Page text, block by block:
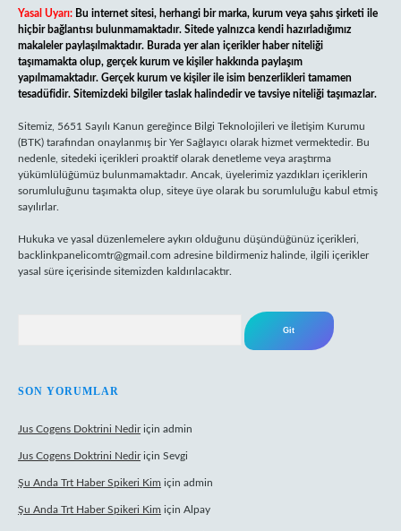
Yasal Uyarı: Bu internet sitesi, herhangi bir marka, kurum veya şahıs şirketi ile
hiçbir bağlantısı bulunmamaktadır. Sitede yalnızca kendi hazırladığımız
makaleler paylaşılmaktadır. Burada yer alan içerikler haber niteliği
taşımamakta olup, gerçek kurum ve kişiler hakkında paylaşım
yapılmamaktadır. Gerçek kurum ve kişiler ile isim benzerlikleri tamamen
tesadüfidir. Sitemizdeki bilgiler taslak halindedir ve tavsiye niteliği taşımazlar.
Sitemiz, 5651 Sayılı Kanun gereğince Bilgi Teknolojileri ve İletişim Kurumu
(BTK) tarafından onaylanmış bir Yer Sağlayıcı olarak hizmet vermektedir. Bu
nedenle, sitedeki içerikleri proaktif olarak denetleme veya araştırma
yükümlülüğümüz bulunmamaktadır. Ancak, üyelerimiz yazdıkları içeriklerin
sorumluluğunu taşımakta olup, siteye üye olarak bu sorumluluğu kabul etmiş
sayılırlar.
Hukuka ve yasal düzenlemelere aykırı olduğunu düşündüğünüz içerikleri,
backlinkpanelicomtr@gmail.com adresine bildirmeniz halinde, ilgili içerikler
yasal süre içerisinde sitemizden kaldırılacaktır.
SON YORUMLAR
Jus Cogens Doktrini Nediriçin admin
Jus Cogens Doktrini Nediriçin Sevgi
Şu Anda Trt Haber Spikeri Kim için admin
Şu Anda Trt Haber Spikeri Kim için Alpay